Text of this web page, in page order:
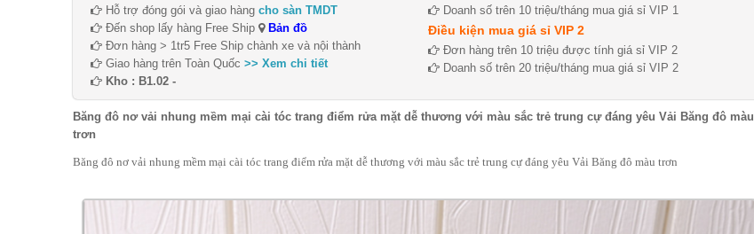
Hỗ trợ đóng gói và giao hàng cho sàn TMDT
Đến shop lấy hàng Free Ship
Bản đồ
Đơn hàng > 1tr5 Free Ship chành xe và nội thành
Giao hàng trên Toàn Quốc >> Xem chi tiết
Kho : B1.02 -
Doanh số trên 10 triệu/tháng mua giá sỉ VIP 1
Điều kiện mua giá sỉ VIP 2
Đơn hàng trên 10 triệu được tính giá sỉ VIP 2
Doanh số trên 20 triệu/tháng mua giá sỉ VIP 2
Băng đô nơ vải nhung mềm mại cài tóc trang điểm rửa mặt dễ thương với màu sắc trẻ trung cự đáng yêu Vải Băng đô màu
trơn
Băng đô nơ vải nhung mềm mại cài tóc trang điểm rửa mặt dễ thương với màu sắc trẻ trung cự đáng yêu Vải Băng đô màu trơn